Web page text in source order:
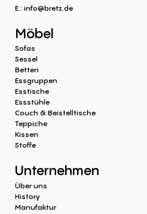
E.: info@bretz.de
Möbel
Sofas
Sessel
Betten
Essgruppen
Esstische
Essstühle
Couch & Beistelltische
Teppiche
Kissen
Stoffe
Unternehmen
Über uns
History
Manufaktur